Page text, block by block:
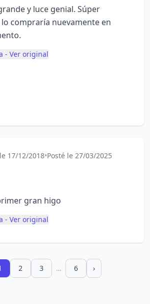
y luce genial. Súper
compraría nuevamente en
- Ver original
17/12/2018•Posté le 27/03/2025
gran higo
- Ver original
2 3 … 6 ›